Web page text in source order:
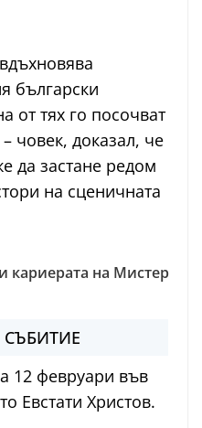
български
от тях го посочват
човек, доказал, че
да застане редом
на сценичната
кариерата на Мистер
СЪБИТИЕ
12 февруари във
Евстати Христов.